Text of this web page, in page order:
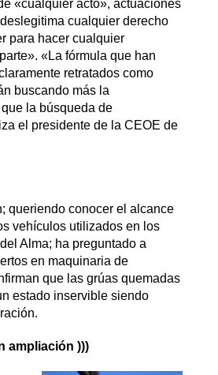
«cualquier acto», actuaciones
cualquier derecho
para hacer cualquier
«La fórmula que han
retratados como
buscando más la
la búsqueda de
el presidente de la CEOE de
queriendo conocer el alcance
vehículos utilizados en los
Alma; ha preguntado a
en maquinaria de
que las grúas quemadas
estado inservible siendo
ampliación )))